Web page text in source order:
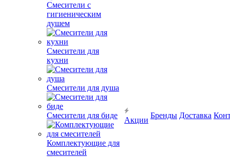
Смесители с
гигиеническим
душем
Смесители для
кухни
Смесители для душа
Смесители для биде
Комплектующие для
смесителей
Акции
Бренды Доставка